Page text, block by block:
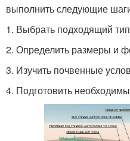
выполнить следующие
1. Выбрать подходящий
2. Определить размеры и
3. Изучить почвенные
4. Подготовить